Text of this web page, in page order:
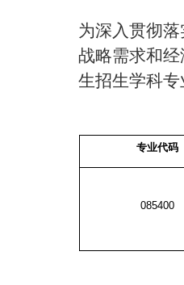
为深入贯彻
战略需求和
生招生学科专
专业代码
085400